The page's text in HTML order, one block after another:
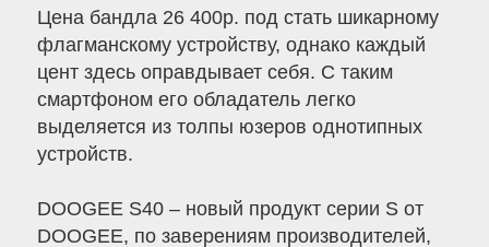
Цена бандла 26 400р. под стать шикарному
флагманскому устройству, однако каждый
цент здесь оправдывает себя. С таким
смартфоном его обладатель легко
выделяется из толпы юзеров однотипных
устройств.
DOOGEE S40 – новый продукт серии S от
DOOGEE, по заверениям производителей,